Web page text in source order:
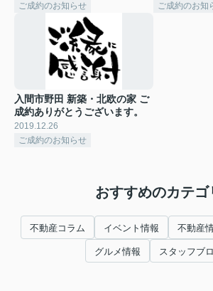
ご成約のお知らせ
ご成約のお知
入間市野田 新築・北欧の家 ご
成約ありがとうございます。
2019.12.26
ご成約のお知らせ
おすすめのカテゴ
不動産コラム イベント情報 不動産
グルメ情報 スタッフブ